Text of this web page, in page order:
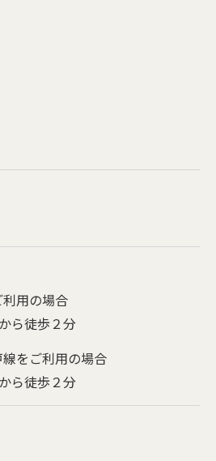
用の場合
ら徒歩２分
をご利用の場合
ら徒歩２分